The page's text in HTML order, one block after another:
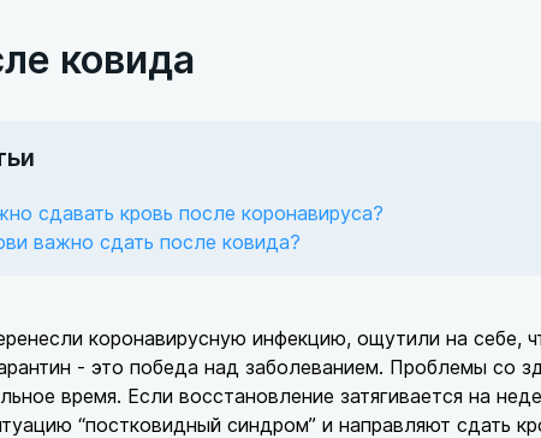
ковида
сдавать кровь после коронавируса?
важно сдать после ковида?
коронавирусную инфекцию, ощутили на себе,
- это победа над заболеванием. Проблемы со
время. Если восстановление затягивается на
“постковидный синдром” и направляют сдать